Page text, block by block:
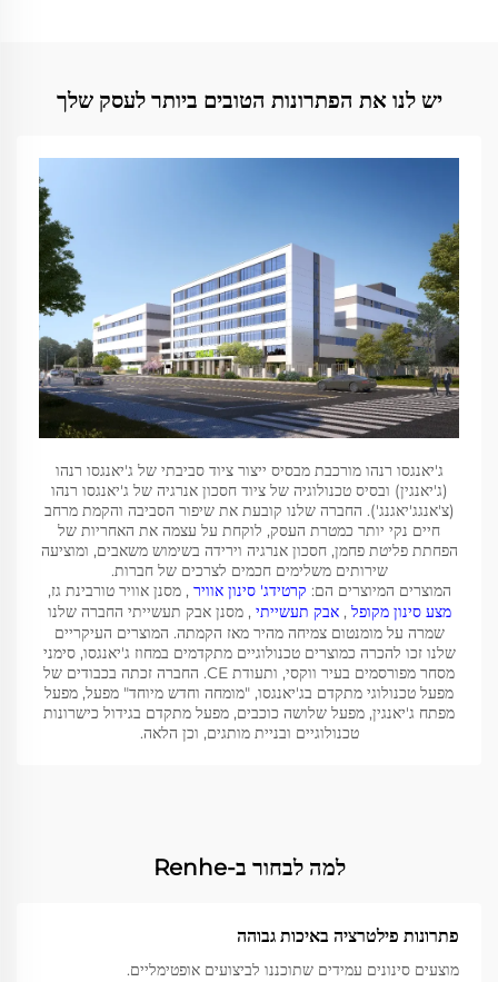
יש לנו את הפתרונות הטובים ביותר לעסק שלך
ג'יאנגסו רנהו מורכבת מבסיס ייצור ציוד סביבתי של ג'יאנגסו רנהו
(ג'יאנגין) ובסיס טכנולוגיה של ציוד חסכון אנרגיה של ג'יאנגסו רנהו
(צ'אנגג'יאגנג'). החברה שלנו קובעת את שיפור הסביבה והקמת מרחב
חיים נקי יותר כמטרת העסק, לוקחת על עצמה את האחריות של
הפחתת פליטת פחמן, חסכון אנרגיה וירידה בשימוש משאבים, ומוציעה
שירותים משלימים חכמים לצרכים של חברות.
המוצרים המיוצרים הם: קרטידג' סינון אוויר, מסנן אוויר טורבינת גז,
מצע סינון מקופל,אבק תעשייתי, מסנן אבק תעשייתי החברה שלנו
שמרה על מומנטום צמיחה מהיר מאז הקמתה. המוצרים העיקריים
שלנו זכו להכרה כמוצרים טכנולוגיים מתקדמים במחוז ג'יאנגסו, סימני
מסחר מפורסמים בעיר ווקסי, ותעודת CE. החברה זכתה בכבודים של
מפעל טכנולוגי מתקדם בג'יאנגסו, "מומחה וחדש מיוחד" מפעל, מפעל
מפתח ג'יאנגין, מפעל שלושה כוכבים, מפעל מתקדם בגידול כישרונות
טכנולוגיים ובניית מותגים, וכן הלאה.
למה לבחור ב-Renhe
פתרונות פילטרציה באיכות גבוהה
מוצעים סינונים עמידים שתוכננו לביצועים אופטימליים.